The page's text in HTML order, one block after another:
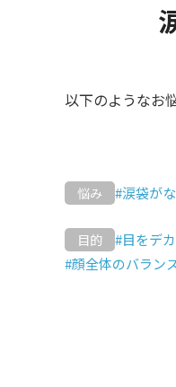
以下のようなお
悩み #涙袋が
目的 #目をデ
#顔全体のバラン